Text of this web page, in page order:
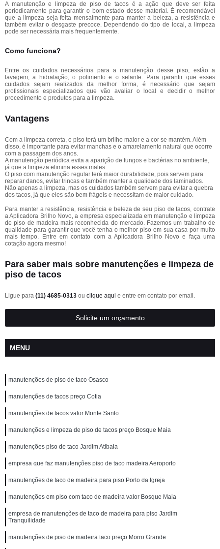
A manutenção e limpeza de piso de tacos é a ação que deve ser feita
periodicamente para garantir o bom estado desse material. É recomendável
que a limpeza seja feita mensalmente para manter a beleza, a resistência e
também evitar o desgaste precoce. Dependendo do tipo de local, a limpeza
pode ser necessária mais frequentemente.
Como funciona?
Entre os cuidados necessários para a manutenção desse piso, estão a
lavagem, a hidratação, o polimento e o selante. Para garantir que esses
cuidados sejam realizados da melhor forma, é necessário que sejam
profissionais especializados que vão avaliar o local e decidir o melhor
procedimento e produtos para a limpeza.
Vantagens
Com a limpeza correta, o piso terá um brilho maior e a cor se mantém. Além
disso, é importante para evitar manchas e o amarelamento natural que ocorre
com a passagem dos anos.
A manutenção periódica evita a aparição de fungos e bactérias no ambiente,
já que a limpeza elimina esses males.
O piso com manutenção regular terá maior durabilidade, pois servem para
reparar danos, evitar trincas e também manter a qualidade dos laminados.
Não apenas a limpeza, mas os cuidados também servem para evitar a quebra
dos tacos, já que eles são bem frágeis e necessitam de maior cuidado.
Para manter a resistência, resistência e beleza de seu piso de tacos, contrate
a Aplicadora Brilho Novo, a empresa especializada em manutenção e limpeza
de piso de madeira mais reconhecida do mercado. Fazemos um trabalho de
qualidade para garantir que você tenha o melhor piso em sua casa por muito
mais tempo. Entre em contato com a Aplicadora Brilho Novo e faça uma
cotação agora mesmo!
Para saber mais sobre manutenções e limpeza de
piso de tacos
Ligue para (11) 4685-0313 ou clique aqui e entre em contato por email.
Solicite um orçamento
MENU
manutenções de piso de taco Osasco
manutenções de tacos preço Cotia
manutenções de tacos valor Monte Santo
manutenções e limpeza de piso de tacos preço Bosque Maia
manutenções piso de taco Jardim Atibaia
empresa que faz manutenções piso de taco madeira Aeroporto
manutenções de taco de madeira para piso Porto da Igreja
manutenções em piso com taco de madeira valor Bosque Maia
empresa de manutenções de taco de madeira para piso Jardim
Tranquilidade
manutenções de piso de madeira taco preço Morro Grande